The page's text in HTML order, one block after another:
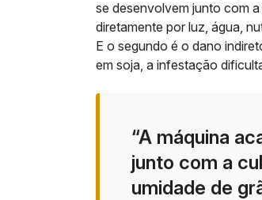
se desenvolvem junto com
diretamente por luz, água,
E o segundo é o dano
em soja, a infestação
“A máquina
junto com a
umidade de